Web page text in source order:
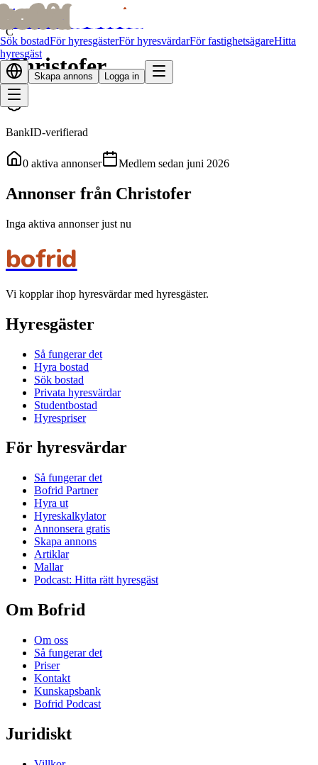
bofridbofrid
Sök bostadFör hyresgästerFör hyresvärdarFör fastighetsägareHitta
hyresgäst
Skapa annons Logga in
Alla hyresvärdar
C
Christofer
BankID-verifierad
0 aktiva annonser Medlem sedan juni 2026
Annonser från Christofer
Inga aktiva annonser just nu
bofrid
Vi kopplar ihop hyresvärdar med hyresgäster.
Hyresgäster
Så fungerar det
Hyra bostad
Sök bostad
Privata hyresvärdar
Studentbostad
Hyrespriser
För hyresvärdar
Så fungerar det
Bofrid Partner
Hyra ut
Hyreskalkylator
Annonsera gratis
Skapa annons
Artiklar
Mallar
Podcast: Hitta rätt hyresgäst
Om Bofrid
Om oss
Så fungerar det
Priser
Kontakt
Kunskapsbank
Bofrid Podcast
Juridiskt